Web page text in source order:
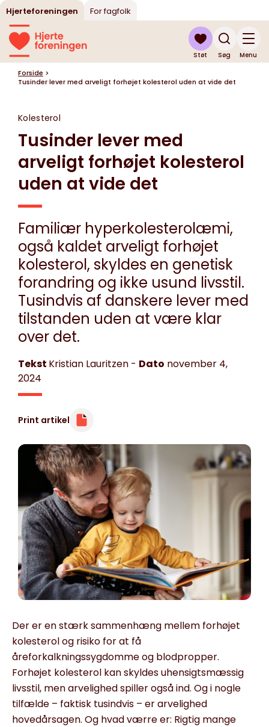
Hjerteforeningen For fagfolk
Søg
Støt Menu
Forside >
Tusinder lever med arveligt forhøjet kolesterol uden at vide det
Kolesterol
Tusinder lever med
arveligt forhøjet kolesterol
uden at vide det
Familiær hyperkolesterolæmi,
også kaldet arveligt forhøjet
kolesterol, skyldes en genetisk
forandring og ikke usund livsstil.
Tusindvis af danskere lever med
tilstanden uden at være klar
over det.
Tekst Kristian Lauritzen - Dato november 4,
2024
Print artikel
Der er en stærk sammenhæng mellem forhøjet
kolesterol og risiko for at få
åreforkalkningssygdomme og blodpropper.
Forhøjet kolesterol kan skyldes uhen­sigtsmæssig
livsstil, men arvelighed spiller også ind. Og i nogle
tilfælde – faktisk tusindvis – er arvelighed
hovedårsagen. Og hvad værre er: Rigtig mange